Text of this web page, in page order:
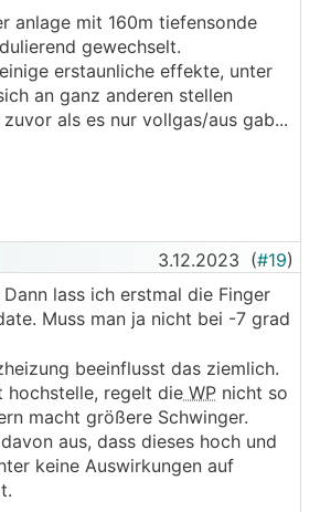
anlage mit 160m tiefensonde
gewechselt.
erstaunliche effekte, unter
an ganz anderen stellen
als es nur vollgas/aus gab...
3.12.2023 (#19)
lass ich erstmal die Finger
Muss man ja nicht bei -7 grad
beeinflusst das ziemlich.
hochstelle, regelt die WP nicht so
macht größere Schwinger.
aus, dass dieses hoch und
keine Auswirkungen auf